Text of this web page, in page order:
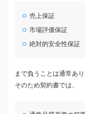
売上保証
市場評価保証
絶対的安全性保証
まで負うことは通常あり
そのため契約書では、